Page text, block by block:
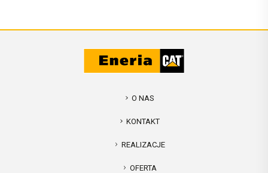
O NAS
KONTAKT
REALIZACJE
OFERTA